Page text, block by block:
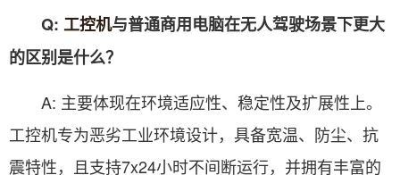
Q: 工控机与普通商用电脑在无人驾驶场景下更大
的区别是什么？
A: 主要体现在环境适应性、稳定性及扩展性上。
工控机专为恶劣工业环境设计，具备宽温、防尘、抗
震特性，且支持7x24小时不间断运行，并拥有丰富的